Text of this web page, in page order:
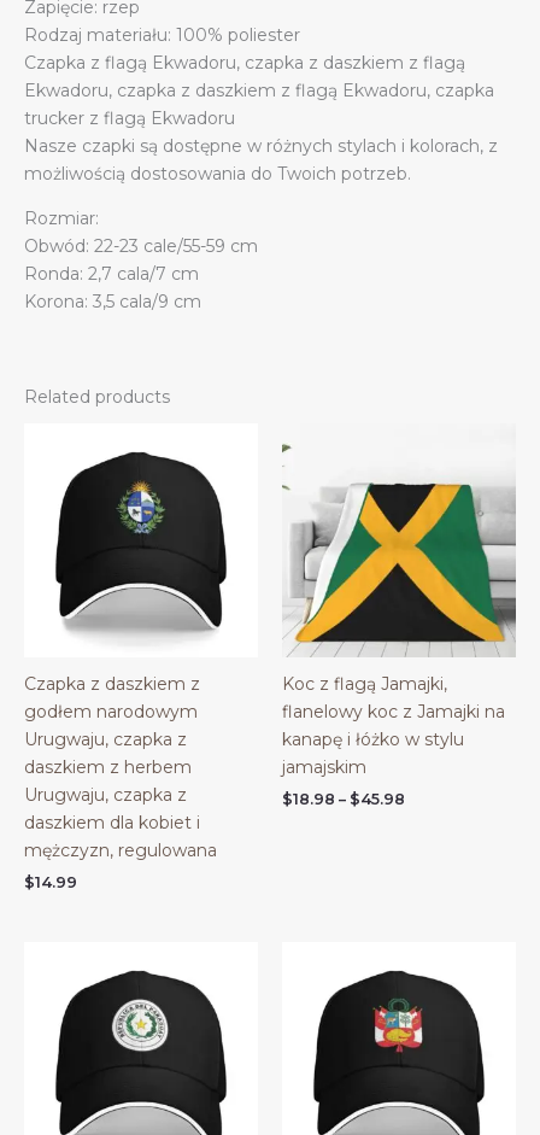
Zapięcie: rzep
Rodzaj materiału: 100% poliester
Czapka z flagą Ekwadoru, czapka z daszkiem z flagą
Ekwadoru, czapka z daszkiem z flagą Ekwadoru, czapka
trucker z flagą Ekwadoru
Nasze czapki są dostępne w różnych stylach i kolorach, z
możliwością dostosowania do Twoich potrzeb.
Rozmiar:
Obwód: 22-23 cale/55-59 cm
Ronda: 2,7 cala/7 cm
Korona: 3,5 cala/9 cm
Related products
Czapka z daszkiem z
godłem narodowym
Urugwaju, czapka z
daszkiem z herbem
Urugwaju, czapka z
daszkiem dla kobiet i
mężczyzn, regulowana
$14.99
Koc z flagą Jamajki,
flanelowy koc z Jamajki na
kanapę i łóżko w stylu
jamajskim
$18.98 – $45.98